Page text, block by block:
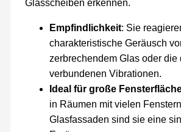
Glasscheiben erkennen.
Empfindlichkeit: Sie
charakteristische Geräusch
zerbrechendem Glas oder die
verbundenen Vibrationen.
Ideal für große
in Räumen mit vielen
Glasfassaden sind sie eine